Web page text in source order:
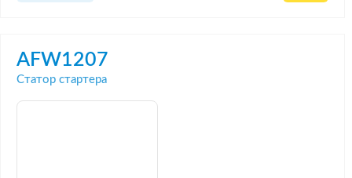
AFW1207
Статор стартера